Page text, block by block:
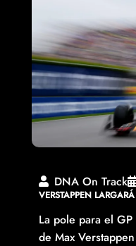
DNA On Track
VERSTAPPEN
La pole para el
de Max